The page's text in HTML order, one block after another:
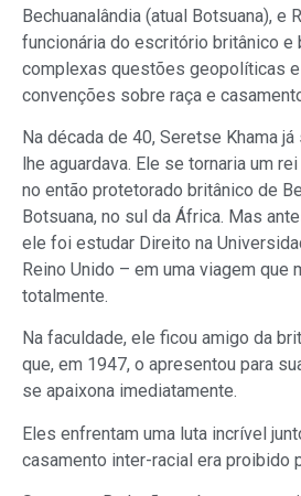
Bechuanalândia (atual Botsuana), e
funcionária do escritório britânico e
complexas questões geopolíticas
convenções sobre raça e
Na década de 40, Seretse Khama
lhe aguardava. Ele se tornaria um
no então protetorado britânico de
Botsuana, no sul da África. Mas
ele foi estudar Direito na
Reino Unido – em uma viagem que
totalmente.
Na faculdade, ele ficou amigo da
que, em 1947, o apresentou para
se apaixona imediatamente.
Eles enfrentam uma luta incrível
casamento inter-racial era proibido